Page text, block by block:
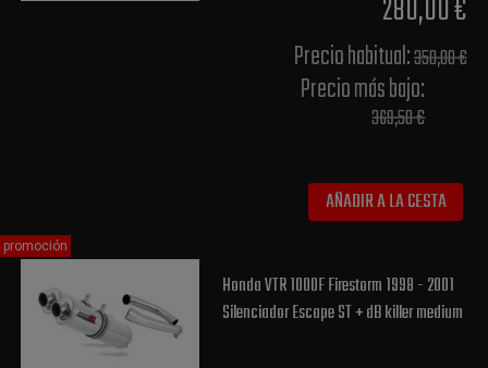
280,00 €
Precio habitual​:350,00 €
Precio más bajo​:
369,50 €
AÑADIR A LA CESTA
Honda VTR 1000F Firestorm 1998 - 2001
Silenciador Escape ST + dB killer medium
promoción